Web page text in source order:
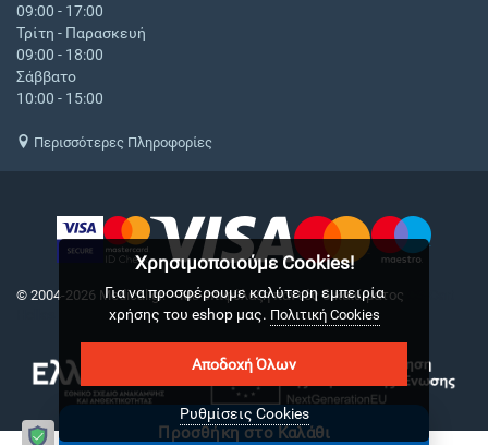
Προσθήκη στο Καλάθι
09:00 - 17:00
Τρίτη - Παρασκευή
09:00 - 18:00
Σάββατο
10:00 - 15:00
Περισσότερες Πληροφορίες
© 2004-2026 Medical.gr. - Με επιφύλαξη παντός δικαιώματος
Χρησιμοποιούμε Cookies!
Για να προσφέρουμε καλύτερη εμπειρία
χρήσης του eshop μας. Πολιτική Cookies
Αποδοχή Όλων
Ρυθμίσεις Cookies